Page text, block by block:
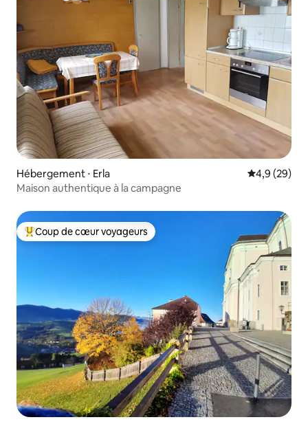
Hébergement ⋅ Erla Évaluation
4,9 (29)
Maison authentique à la campagne
Coups de cœur voyageurs les plus appréciés
Coup de cœur voyageurs